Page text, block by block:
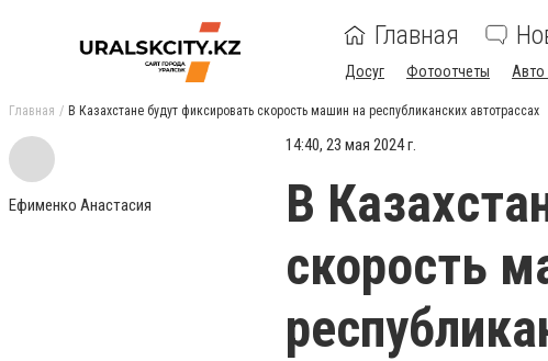
Главная
Досуг Фотоотчеты
Главная В Казахстане будут фиксировать скорость машин на республиканских автотрассах
Ефименко Анастасия
14:40, 23 мая 2024 г.
В
скорость